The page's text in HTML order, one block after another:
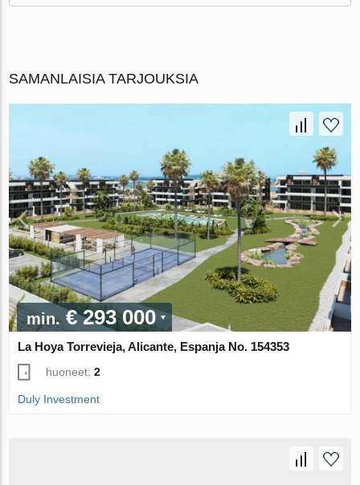
SAMANLAISIA TARJOUKSIA
min.€ 293 000
La Hoya Torrevieja, Alicante, Espanja No. 154353
huoneet:2
Duly Investment